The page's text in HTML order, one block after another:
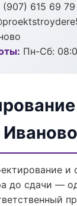
(907) 615 69 79
Пн-Сб:
и
до сдачи —